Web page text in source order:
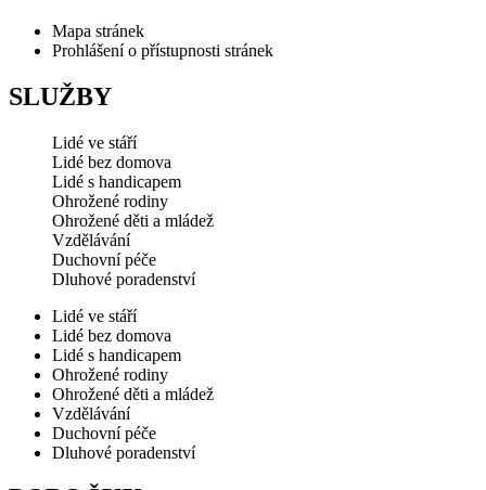
Mapa stránek
Prohlášení o přístupnosti stránek
SLUŽBY
Lidé ve stáří
Lidé bez domova
Lidé s handicapem
Ohrožené rodiny
Ohrožené děti a mládež
Vzdělávání
Duchovní péče
Dluhové poradenství
Lidé ve stáří
Lidé bez domova
Lidé s handicapem
Ohrožené rodiny
Ohrožené děti a mládež
Vzdělávání
Duchovní péče
Dluhové poradenství